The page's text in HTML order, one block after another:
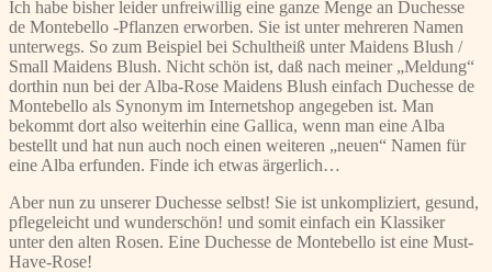
Ich habe bisher leider unfreiwillig eine ganze Menge an Duchesse
de Montebello -Pflanzen erworben. Sie ist unter mehreren Namen
unterwegs. So zum Beispiel bei Schultheiß unter Maidens Blush /
Small Maidens Blush. Nicht schön ist, daß nach meiner „Meldung“
dorthin nun bei der Alba-Rose Maidens Blush einfach Duchesse de
Montebello als Synonym im Internetshop angegeben ist. Man
bekommt dort also weiterhin eine Gallica, wenn man eine Alba
bestellt und hat nun auch noch einen weiteren „neuen“ Namen für
eine Alba erfunden. Finde ich etwas ärgerlich…
Aber nun zu unserer Duchesse selbst! Sie ist unkompliziert, gesund,
pflegeleicht und wunderschön! und somit einfach ein Klassiker
unter den alten Rosen. Eine Duchesse de Montebello ist eine Must-
Have-Rose!